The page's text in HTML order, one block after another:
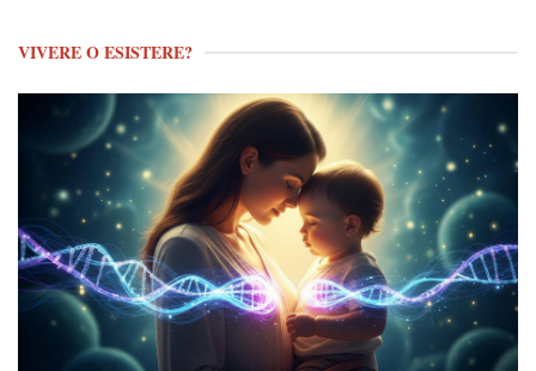
VIVERE O ESISTERE?